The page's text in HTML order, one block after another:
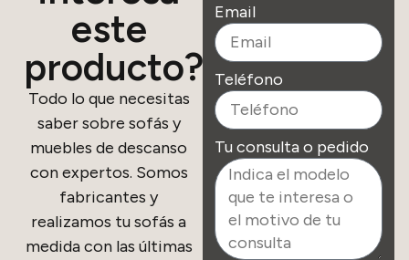
Email
Teléfono
Tu consulta o pedido
este
producto?
Todo lo que necesitas
saber sobre sofás y
muebles de descanso
con expertos. Somos
fabricantes y
realizamos tu sofás a
medida con las últimas